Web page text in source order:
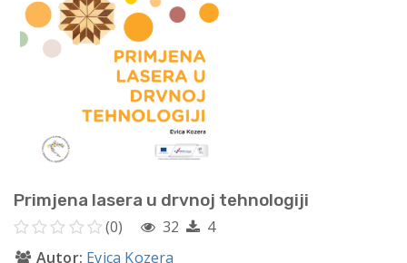
Primjena lasera u drvnoj tehnologiji
(0) 32
4
Autor: Evica Kozera